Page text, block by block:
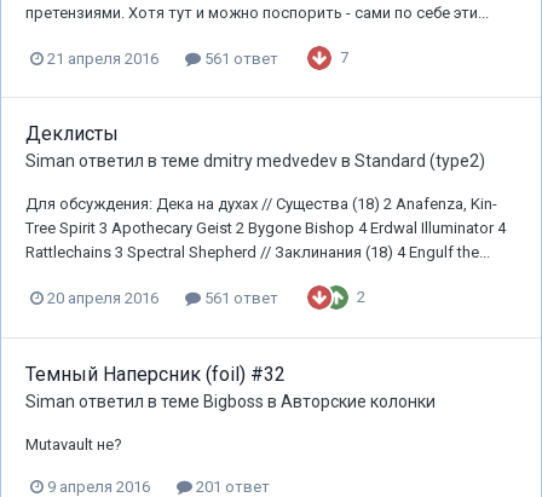
претензиями. Хотя тут и можно поспорить - сами по себе эти...
21 апреля 2016 561 ответ 7
Деклисты
Siman ответил в теме dmitry medvedevв Standard (type2)
Для обсуждения: Дека на духах // Существа (18) 2 Anafenza, Kin-
Tree Spirit 3 Apothecary Geist 2 Bygone Bishop 4 Erdwal Illuminator 4
Rattlechains 3 Spectral Shepherd // Заклинания (18) 4 Engulf the...
20 апреля 2016 561 ответ 2
Темный Наперсник (foil) #32
Siman ответил в теме Bigboss в Авторские колонки
Mutavault не?
9 апреля 2016 201 ответ